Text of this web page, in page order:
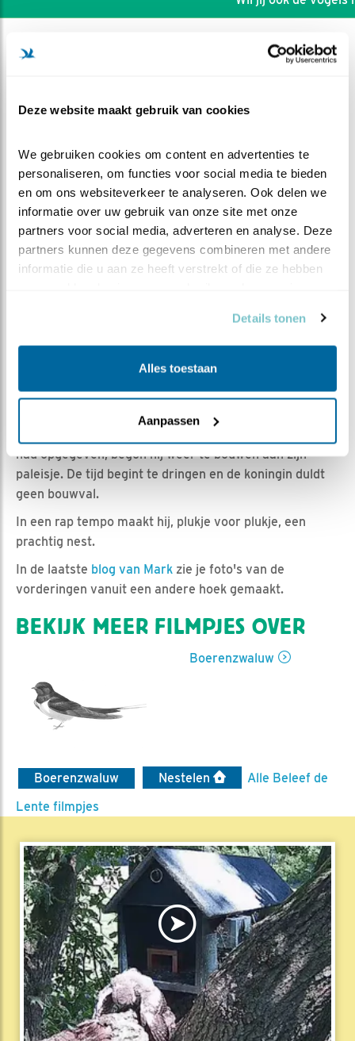
Deze website maakt gebruik van cookies
We gebruiken cookies om content en advertenties te
personaliseren, om functies voor social media te bieden
en om ons websiteverkeer te analyseren. Ook delen we
informatie over uw gebruik van onze site met onze
partners voor social media, adverteren en analyse. Deze
partners kunnen deze gegevens combineren met andere
informatie die u aan ze heeft verstrekt of die ze hebben
Details tonen
Alles toestaan
Aanpassen
DEEL DIT FILMPJE
Van bouwval tot een waar
paleisje
Nina de Rooij | Geplaatst op 11 mei 2023, 21:59 |
Vind
had opgegeven, begon hij weer te bouwen aan zijn
paleisje. De tijd begint te dringen en de koningin duldt
geen bouwval.
In een rap tempo maakt hij, plukje voor plukje, een
prachtig nest.
In de laatste blog van Mark zie je foto's van de
vorderingen vanuit een andere hoek gemaakt.
BEKIJK MEER FILMPJES OVER
Boerenzwaluw
Boerenzwaluw Nestelen
Alle Beleef de
Lente filmpjes